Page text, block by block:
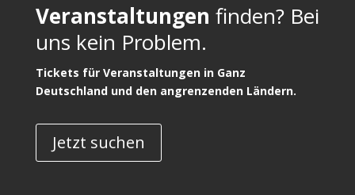
Veranstaltungen finden? Bei
uns kein Problem.
Tickets für Veranstaltungen in Ganz
Deutschland und den angrenzenden Ländern.
Jetzt suchen